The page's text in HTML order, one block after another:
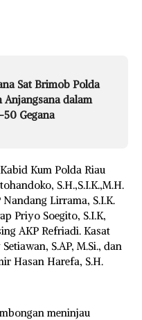
Sat Brimob Polda
Anjangsana dalam
Gegana
Kum Polda Riau
S.H.,S.I.K.,M.H.
Lirrama, S.I.K.
Priyo Soegito, S.I.K,
AKP Refriadi. Kasat
S.AP, M.Si., dan
Hasan Harefa, S.H.
meninjau